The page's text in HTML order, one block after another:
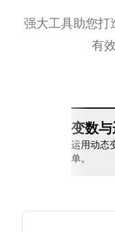
强大工具助您打
有
变数
运用动态
单。